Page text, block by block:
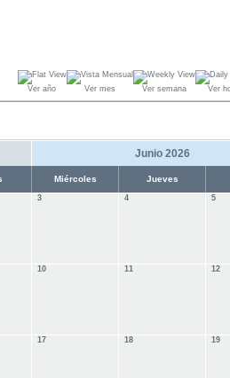
Ver año Ver mes Ver semana Ver
Junio 2026
Miércoles Jueves
3 4 5
10 11 12
17 18 19